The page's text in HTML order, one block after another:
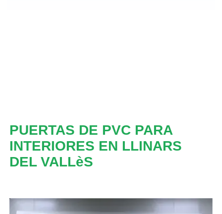
PUERTAS DE PVC PARA
INTERIORES EN LLINARS
DEL VALLèS